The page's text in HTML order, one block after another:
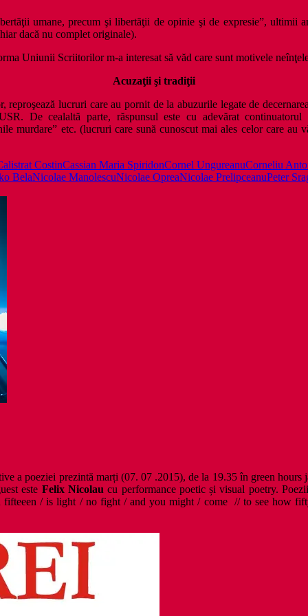
umane, precum şi libertăţii de opinie şi de expresie”, ultimii
dacă nu complet originale).
Uniunii Scriitorilor m-a interesat să văd care sunt motivele
Acuzaţii şi tradiţii
lucruri care au pornit de la abuzurile legate de
De cealaltă parte, răspunsul este cu adevărat
murdare” etc. (lucruri care sună cunoscut mai ales celor care au
CostinCassian Maria SpiridonCornel UngureanuCorneliu
BelaNicolae ManolescuNicolae OpreaNicolae PrelipceanuPeter
a poeziei prezintă marți (07. 07 .2015), de la 19.35 în green hours
este Felix Nicolau cu performance poetic și visual poetry.
fifteeen / is light / no fight / and you might / come // to see how